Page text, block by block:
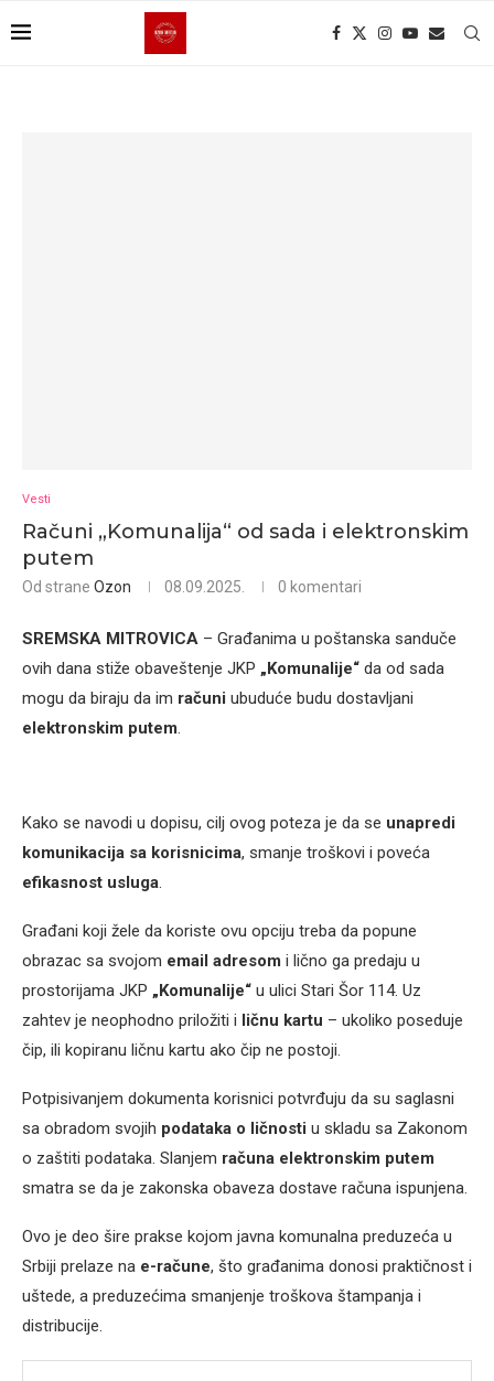
Vesti
Računi „Komunalija“ od sada i elektronskim
putem
Od strane Ozon 08.09.2025. 0 komentari
SREMSKA MITROVICA – Građanima u poštanska sanduče
ovih dana stiže obaveštenje JKP „Komunalije“ da od sada
mogu da biraju da im računi ubuduće budu dostavljani
elektronskim putem.
Kako se navodi u dopisu, cilj ovog poteza je da se unapredi
komunikacija sa korisnicima, smanje troškovi i poveća
efikasnost usluga.
Građani koji žele da koriste ovu opciju treba da popune
obrazac sa svojom email adresom i lično ga predaju u
prostorijama JKP „Komunalije“ u ulici Stari Šor 114. Uz
zahtev je neophodno priložiti i ličnu kartu – ukoliko poseduje
čip, ili kopiranu ličnu kartu ako čip ne postoji.
Potpisivanjem dokumenta korisnici potvrđuju da su saglasni
sa obradom svojih podataka o ličnosti u skladu sa Zakonom
o zaštiti podataka. Slanjem računa elektronskim putem
smatra se da je zakonska obaveza dostave računa ispunjena.
Ovo je deo šire prakse kojom javna komunalna preduzeća u
Srbiji prelaze na e-račune, što građanima donosi praktičnost i
uštede, a preduzećima smanjenje troškova štampanja i
distribucije.